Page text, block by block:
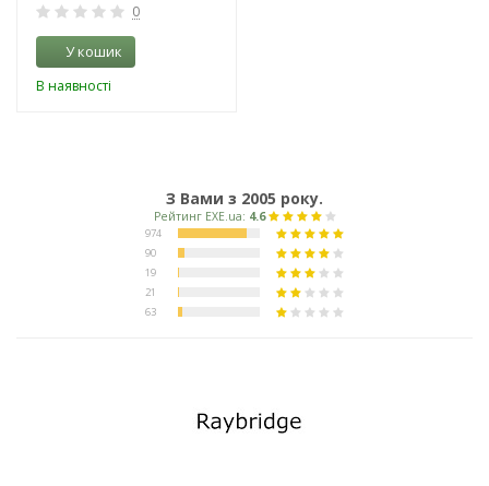
0
У кошик
В наявності
З Вами з 2005 року.